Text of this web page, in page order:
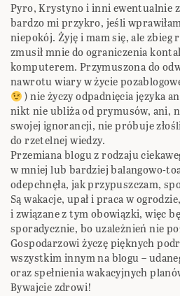
Pyro, Krystyno i inni ewentualnie
bardzo mi przykro, jeśli
niepokój. Żyję i mam się, ale zbieg
zmusił mnie do ograniczenia
komputerem. Przymuszona do
nawrotu wiary w życie
) nie życzy odpadnięcia języka
nikt nie ubliża od prymusów, ani,
swojej ignorancji, nie próbuje
do rzetelnej wiedzy.
Przemiana blogu z rodzaju
w mniej lub bardziej balangowo-
odepchnęła, jak przypuszczam,
Są wakacje, upał i praca w
i związane z tym obowiązki, więc
sporadycznie, bo uzależnień nie
Gospodarzowi życzę pięknych
wszystkim innym na blogu –
oraz spełnienia wakacyjnych
Bywajcie zdrowi!